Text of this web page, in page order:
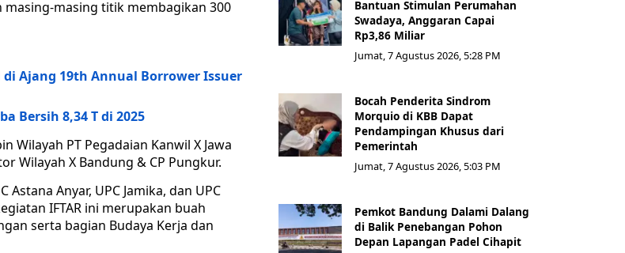
masing titik membagikan 300
Ajang 19th Annual Borrower Issuer
Bersih 8,34 T di 2025
PT Pegadaian Kanwil X Jawa
Wilayah X Bandung & CP Pungkur.
Anyar, UPC Jamika, dan UPC
IFTAR ini merupakan buah
serta bagian Budaya Kerja dan
Bantuan Stimulan Perumahan
Swadaya, Anggaran Capai
Rp3,86 Miliar
Jumat, 7 Agustus 2026, 5:28 PM
Bocah Penderita Sindrom
Morquio di KBB Dapat
Pendampingan Khusus dari
Pemerintah
Jumat, 7 Agustus 2026, 5:03 PM
Pemkot Bandung Dalami Dalang
di Balik Penebangan Pohon
Depan Lapangan Padel Cihapit